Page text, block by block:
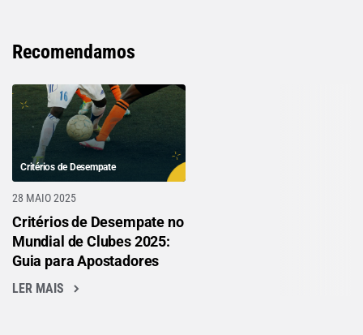
Recomendamos
Critérios de Desempate
28 MAIO 2025
Critérios de Desempate no
Mundial de Clubes 2025:
Guia para Apostadores
LER MAIS